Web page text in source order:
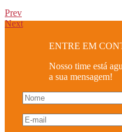
Prev
Next
ENTRE EM
Nosso time está
a sua mensagem!